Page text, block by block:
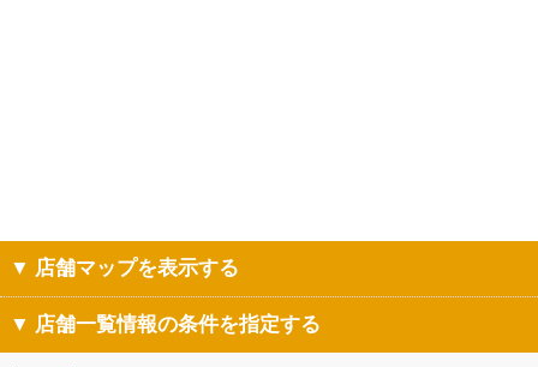
▼ 店舗マップを表示する
▼ 店舗一覧情報の条件を指定する